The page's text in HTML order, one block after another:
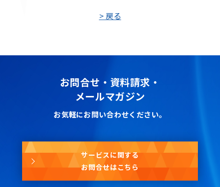
> 戻る
お問合せ・資料請求・
メールマガジン
お気軽にお問い合わせください。
サービスに関する
お問合せはこちら